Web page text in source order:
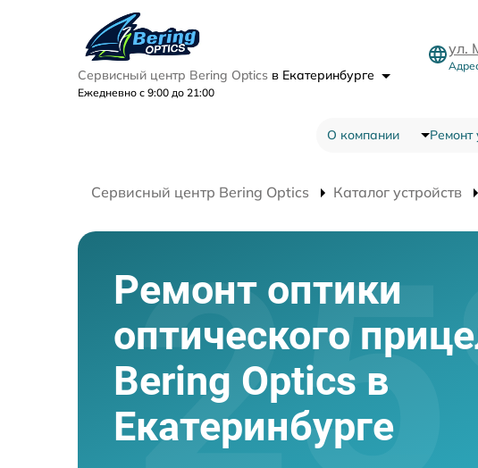
Сервисный центр Bering Optics в Екатеринбурге
Ежедневно с 9:00 до 21:00
ул.
О компании Ремонт
Сервисный центр Bering Optics Каталог устройств
Ремонт оптики
оптического
Bering Optics в
Екатеринбурге